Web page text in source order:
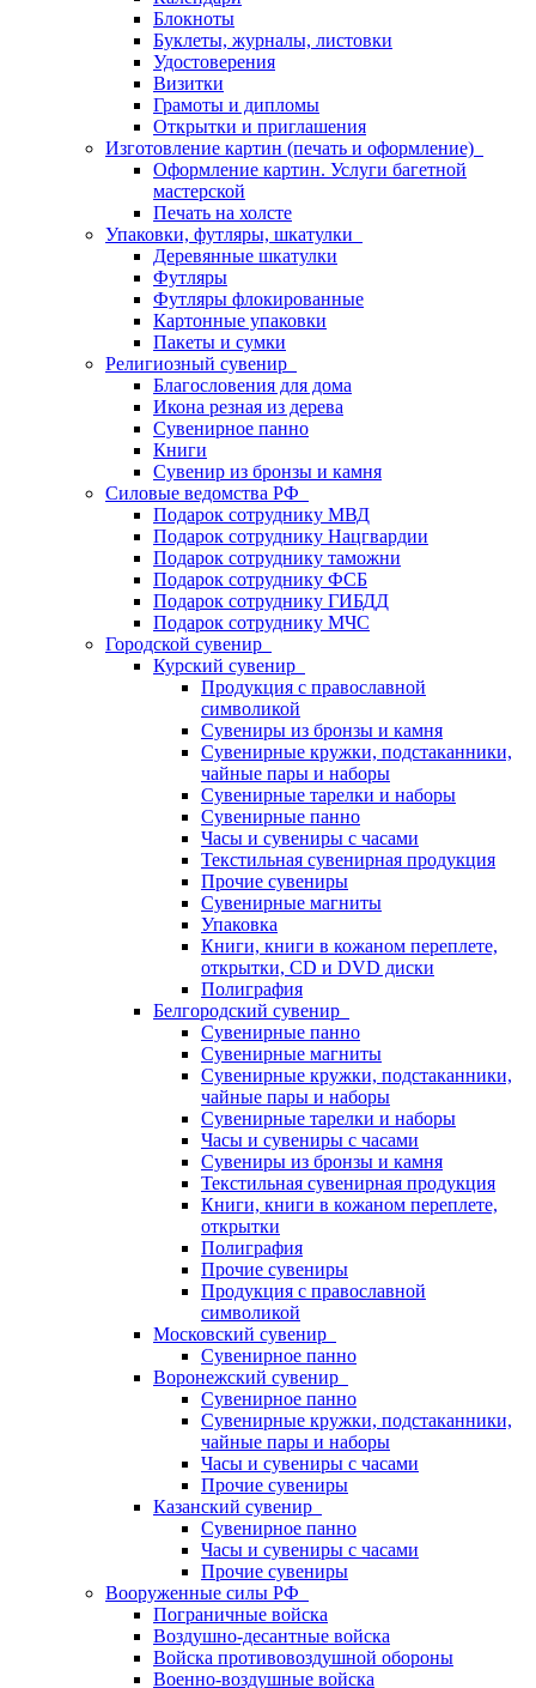
Блокноты
Буклеты, журналы, листовки
Удостоверения
Визитки
Грамоты и дипломы
Открытки и приглашения
Изготовление картин (печать и оформление)
Оформление картин. Услуги багетной
мастерской
Печать на холсте
Упаковки, футляры, шкатулки
Деревянные шкатулки
Футляры
Футляры флокированные
Картонные упаковки
Пакеты и сумки
Религиозный сувенир
Благословения для дома
Икона резная из дерева
Сувенирное панно
Книги
Сувенир из бронзы и камня
Силовые ведомства РФ
Подарок сотруднику МВД
Подарок сотруднику Нацгвардии
Подарок сотруднику таможни
Подарок сотруднику ФСБ
Подарок сотруднику ГИБДД
Подарок сотруднику МЧС
Городской сувенир
Курский сувенир
Продукция с православной
символикой
Сувениры из бронзы и камня
Сувенирные кружки, подстаканники,
чайные пары и наборы
Сувенирные тарелки и наборы
Сувенирные панно
Часы и сувениры с часами
Текстильная сувенирная продукция
Прочие сувениры
Сувенирные магниты
Упаковка
Книги, книги в кожаном переплете,
открытки, CD и DVD диски
Полиграфия
Белгородский сувенир
Сувенирные панно
Сувенирные магниты
Сувенирные кружки, подстаканники,
чайные пары и наборы
Сувенирные тарелки и наборы
Часы и сувениры с часами
Сувениры из бронзы и камня
Текстильная сувенирная продукция
Книги, книги в кожаном переплете,
открытки
Полиграфия
Прочие сувениры
Продукция с православной
символикой
Московский сувенир
Сувенирное панно
Воронежский сувенир
Сувенирное панно
Сувенирные кружки, подстаканники,
чайные пары и наборы
Часы и сувениры с часами
Прочие сувениры
Казанский сувенир
Сувенирное панно
Часы и сувениры с часами
Прочие сувениры
Вооруженные силы РФ
Пограничные войска
Воздушно-десантные войска
Войска противовоздушной обороны
Военно-воздушные войска